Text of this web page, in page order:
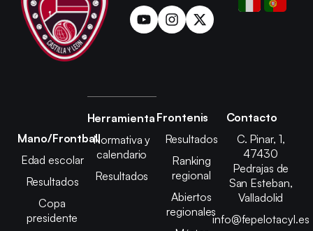
Mano/Frontball
Edad escolar
Resultados
Copa
presidente
Herramienta
Normativa y
calendario
Resultados
Frontenis
Resultados
Ranking
regional
Abiertos
regionales
Contacto
C. Pinar, 1,
47430
Pedrajas de
San Esteban,
Valladolid
info@fepelotacyl.es